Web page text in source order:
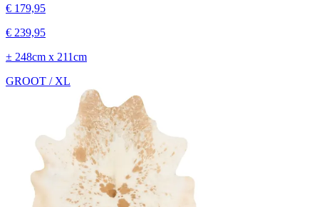
€ 179,95
€ 239,95
± 248cm x 211cm
GROOT / XL